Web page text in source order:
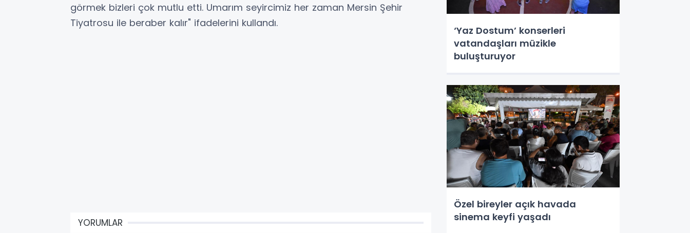
görmek bizleri çok mutlu etti. Umarım seyircimiz her zaman Mersin Şehir
Tiyatrosu ile beraber kalır" ifadelerini kullandı.
YORUMLAR
‘Yaz Dostum’ konserleri
vatandaşları müzikle
buluşturuyor
Özel bireyler açık havada
sinema keyfi yaşadı